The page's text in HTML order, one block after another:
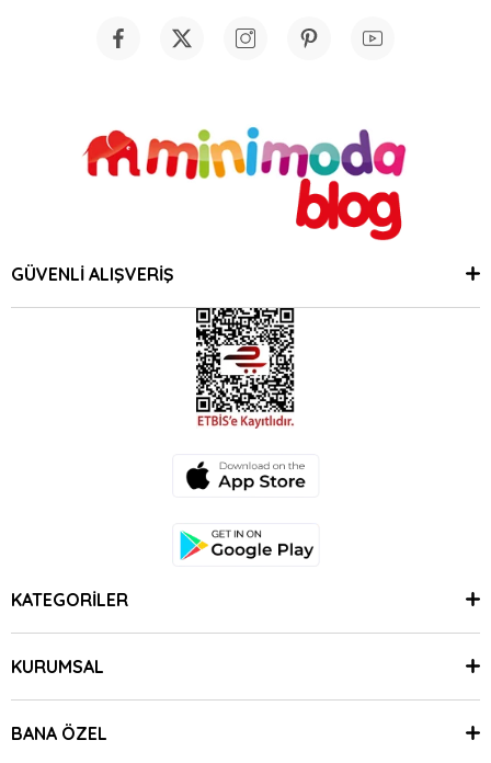
GÜVENLİ ALIŞVERİŞ
KATEGORİLER
KURUMSAL
BANA ÖZEL